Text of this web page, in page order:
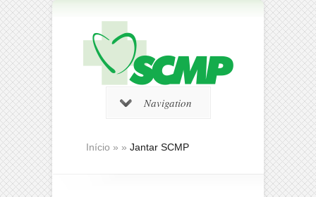
Navigation
Início » » Jantar SCMP